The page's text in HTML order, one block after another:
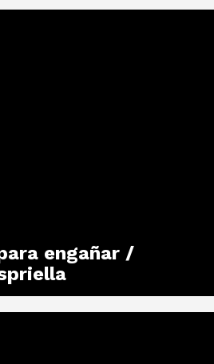
engañar /